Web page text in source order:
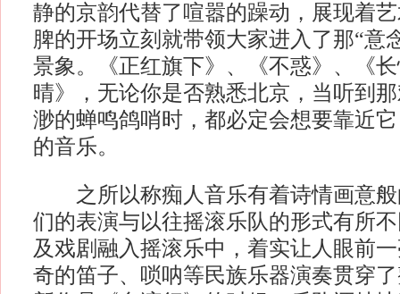
静的京韵代替了喧嚣的躁动，展现着
脾的开场立刻就带领大家进入了那“意
景象。《正红旗下》、《不惑》、《
晴》，无论你是否熟悉北京，当听到
渺的蝉鸣鸽哨时，都必定会想要靠近
的音乐。
之所以称痴人音乐有着诗情画意般
们的表演与以往摇滚乐队的形式有所
及戏剧融入摇滚乐中，着实让人眼前
奇的笛子、唢呐等民族乐器演奏贯穿